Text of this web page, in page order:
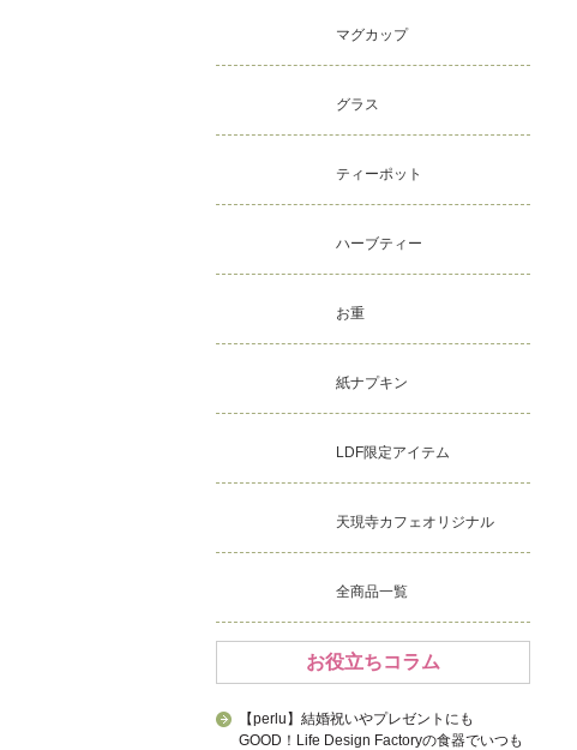
マグカップ
グラス
ティーポット
ハーブティー
お重
紙ナプキン
LDF限定アイテム
天現寺カフェオリジナル
全商品一覧
お役立ちコラム
【perlu】結婚祝いやプレゼントにも
GOOD！Life Design Factoryの食器でいつも